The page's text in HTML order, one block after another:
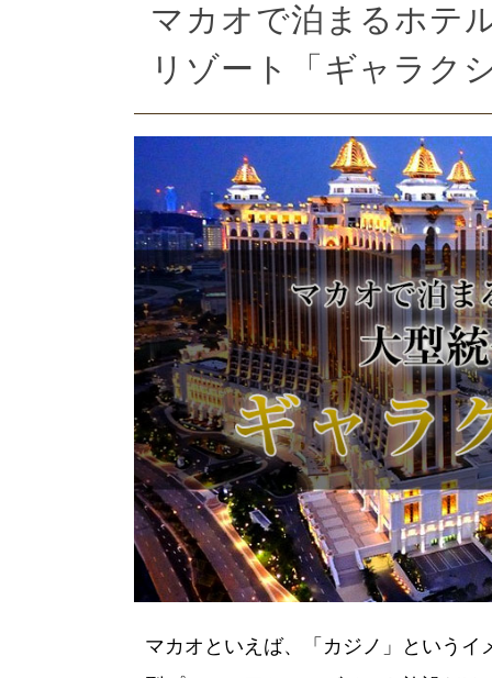
マカオで泊まるホテ
リゾート「ギャラク
マカオといえば、「カジノ」という